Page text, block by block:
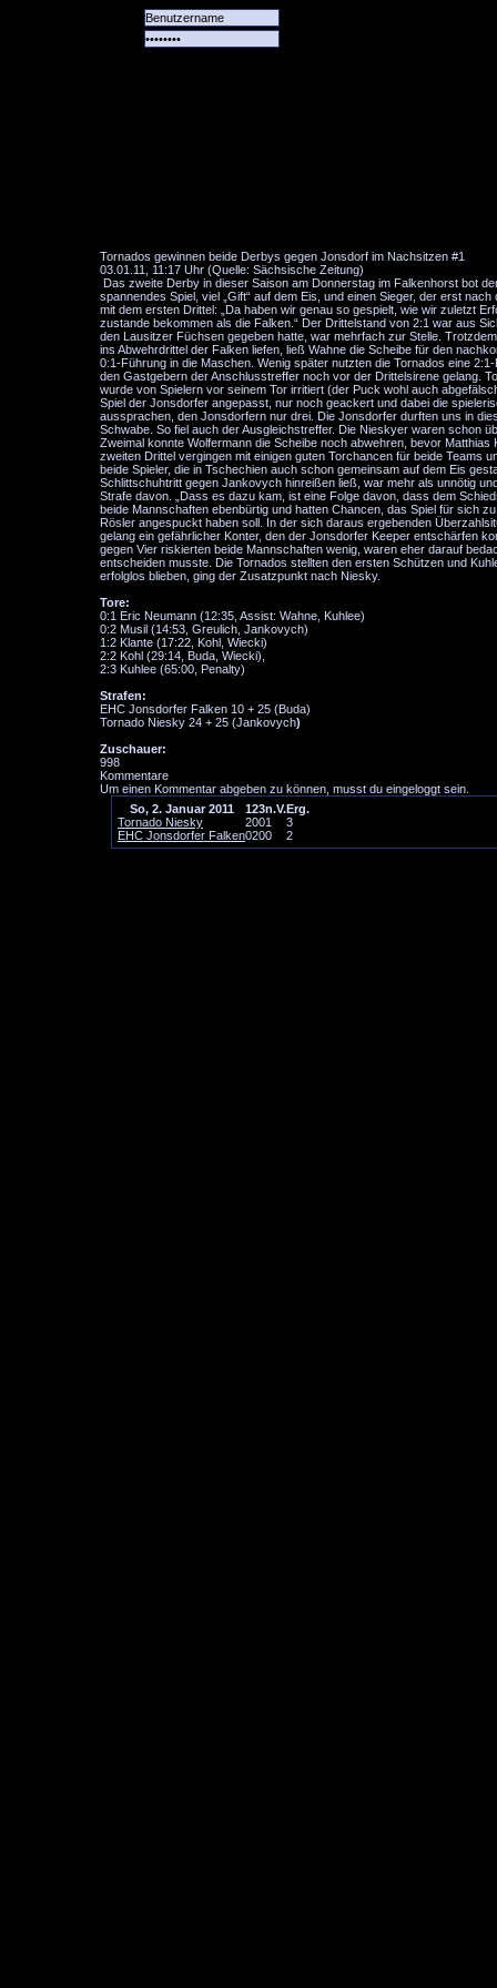
Tornados gewinnen beide Derbys gegen Jonsdorf im Nachsitzen #1
03.01.11, 11:17 Uhr (Quelle: Sächsische Zeitung)
Das zweite Derby in dieser Saison am Donnerstag im Falkenhorst bot
spannendes Spiel, viel „Gift“ auf dem Eis, und einen Sieger, der erst
mit dem ersten Drittel: „Da haben wir genau so gespielt, wie wir zuletzt
zustande bekommen als die Falken.“ Der Drittelstand von 2:1 war aus
den Lausitzer Füchsen gegeben hatte, war mehrfach zur Stelle.
ins Abwehrdrittel der Falken liefen, ließ Wahne die Scheibe für den
0:1-Führung in die Maschen. Wenig später nutzten die Tornados eine
den Gastgebern der Anschlusstreffer noch vor der Drittelsirene gelang.
wurde von Spielern vor seinem Tor irritiert (der Puck wohl auch
Spiel der Jonsdorfer angepasst, nur noch geackert und dabei die
aussprachen, den Jonsdorfern nur drei. Die Jonsdorfer durften uns in
Schwabe. So fiel auch der Ausgleichstreffer. Die Nieskyer waren schon
Zweimal konnte Wolfermann die Scheibe noch abwehren, bevor
zweiten Drittel vergingen mit einigen guten Torchancen für beide Teams
beide Spieler, die in Tschechien auch schon gemeinsam auf dem Eis
Schlittschuhtritt gegen Jankovych hinreißen ließ, war mehr als unnötig
Strafe davon. „Dass es dazu kam, ist eine Folge davon, dass dem
beide Mannschaften ebenbürtig und hatten Chancen, das Spiel für sich
Rösler angespuckt haben soll. In der sich daraus ergebenden
gelang ein gefährlicher Konter, den der Jonsdorfer Keeper entschärfen
gegen Vier riskierten beide Mannschaften wenig, waren eher darauf
entscheiden musste. Die Tornados stellten den ersten Schützen und
erfolglos blieben, ging der Zusatzpunkt nach Niesky.
Tore:
0:1 Eric Neumann (12:35, Assist: Wahne, Kuhlee)
0:2 Musil (14:53, Greulich, Jankovych)
1:2 Klante (17:22, Kohl, Wiecki)
2:2 Kohl (29:14, Buda, Wiecki),
2:3 Kuhlee (65:00, Penalty)
Strafen:
EHC Jonsdorfer Falken 10 + 25 (Buda)
Tornado Niesky 24 + 25 (Jankovych)
Zuschauer:
998
Kommentare
Um einen Kommentar abgeben zu können, musst du eingeloggt sein.
So, 2. Januar 2011
123n.V.Erg.
Tornado Niesky
2001
3
EHC Jonsdorfer Falken0200 2